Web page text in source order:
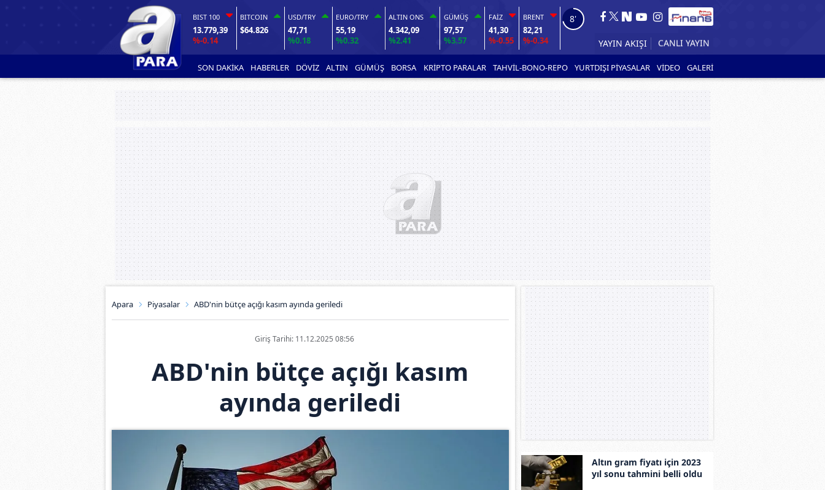
BIST 100
13.779,39
%-0.14
BITCOIN
$64.826
USD/TRY
47,71
%0.18
EURO/TRY
55,19
%0.32
ALTIN ONS
4.342,09
%2.41
GÜMÜŞ
97,57
%3.57
FAİZ
41,30
%-0.55
BRENT
82,21
%-0.34
7'
YAYIN AKIŞI
SON DAKİKA HABERLER DÖVİZ ALTIN GÜMÜŞ BORSA KRİPTO PARALAR TAHVİL-BONO-REPO YURTDIŞI PİYASALAR VİDEO GALERİ
Apara Piyasalar ABD'nin bütçe açığı kasım ayında geriledi
Giriş Tarihi: 11.12.2025 08:56
ABD'nin bütçe açığı kasım
ayında geriledi
Altın gram fiyatı için 2023
yıl sonu tahmini belli oldu